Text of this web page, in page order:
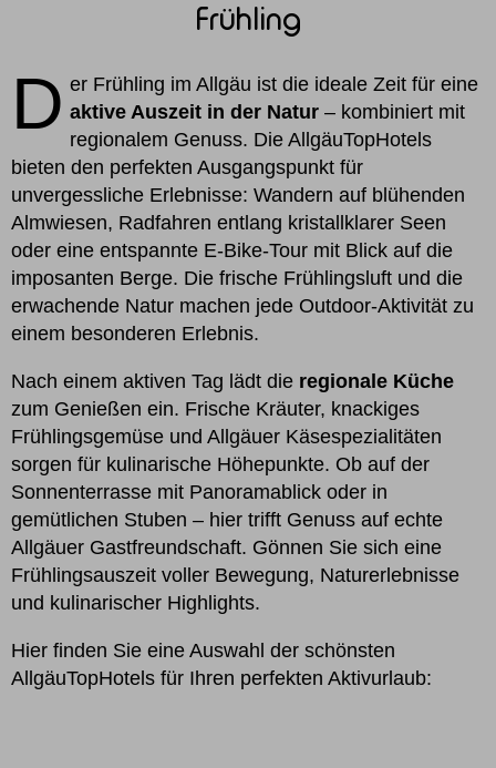
Frühling
D er Frühling im Allgäu ist die ideale Zeit für eine
aktive Auszeit in der Natur – kombiniert mit
regionalem Genuss. Die AllgäuTopHotels
bieten den perfekten Ausgangspunkt für
unvergessliche Erlebnisse: Wandern auf blühenden
Almwiesen, Radfahren entlang kristallklarer Seen
oder eine entspannte E-Bike-Tour mit Blick auf die
imposanten Berge. Die frische Frühlingsluft und die
erwachende Natur machen jede Outdoor-Aktivität zu
einem besonderen Erlebnis.
Nach einem aktiven Tag lädt die regionale Küche
zum Genießen ein. Frische Kräuter, knackiges
Frühlingsgemüse und Allgäuer Käsespezialitäten
sorgen für kulinarische Höhepunkte. Ob auf der
Sonnenterrasse mit Panoramablick oder in
gemütlichen Stuben – hier trifft Genuss auf echte
Allgäuer Gastfreundschaft. Gönnen Sie sich eine
Frühlingsauszeit voller Bewegung, Naturerlebnisse
und kulinarischer Highlights.
Hier finden Sie eine Auswahl der schönsten
AllgäuTopHotels für Ihren perfekten Aktivurlaub: